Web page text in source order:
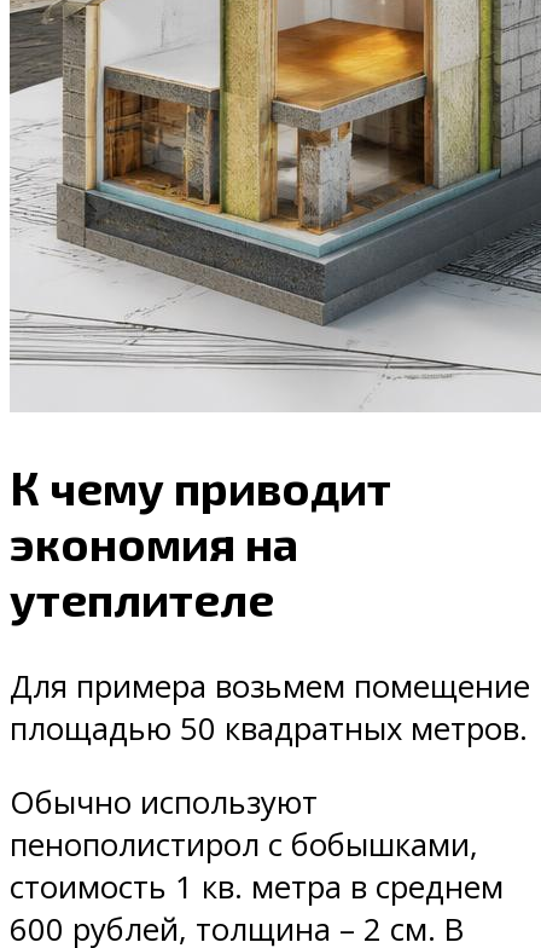
К чему приводит
экономия на
утеплителе
Для примера возьмем помещение
площадью 50 квадратных метров.
Обычно используют
пенополистирол с бобышками,
стоимость 1 кв. метра в среднем
600 рублей, толщина – 2 см. В